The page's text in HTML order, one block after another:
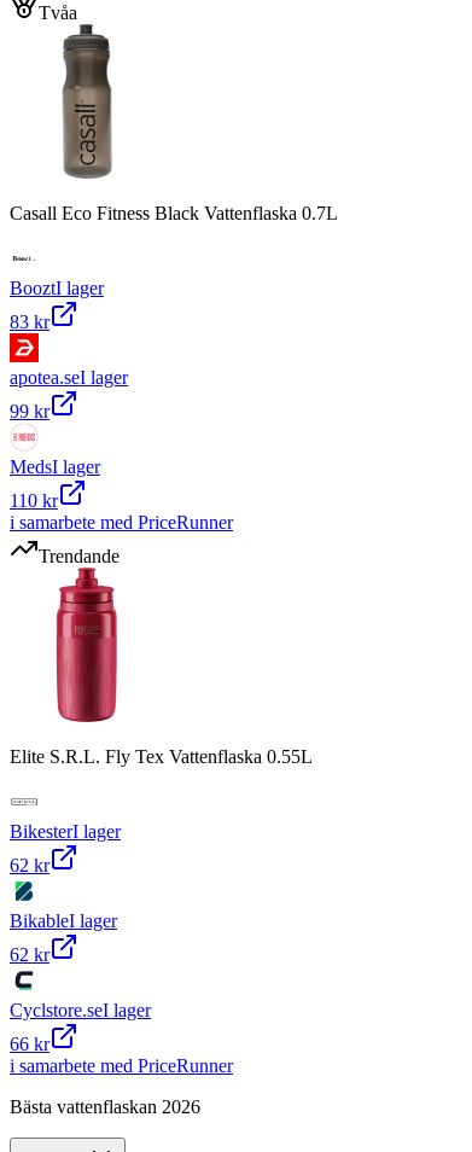
Tvåa
Casall Eco Fitness Black Vattenflaska 0.7L
BooztI lager
83 kr
apotea.seI lager
99 kr
MedsI lager
110 kr
i samarbete med PriceRunner
Trendande
Elite S.R.L. Fly Tex Vattenflaska 0.55L
BikesterI lager
62 kr
BikableI lager
62 kr
Cyclstore.seI lager
66 kr
i samarbete med PriceRunner
Bästa vattenflaskan 2026